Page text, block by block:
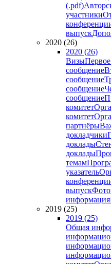
(.pdf)
участники
выпуск
2020 (26)
2020 (26)
Визы
сообщение
сообщение
сообщение
сообщение
комитет
комитет
партнёры
докладчики
доклады
доклады
темам
указатель
выпуск
информация
2019 (25)
2019 (25)
Общая